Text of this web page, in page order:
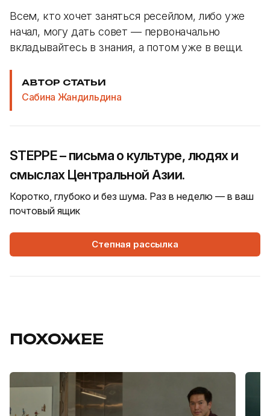
Всем, кто хочет заняться ресейлом, либо уже
начал, могу дать совет — первоначально
вкладывайтесь в знания, а потом уже в вещи.
АВТОР СТАТЬИ
Сабина Жандильдина
STEPPE – письма о культуре, людях и
смыслах Центральной Азии.
Коротко, глубоко и без шума. Раз в неделю — в ваш
почтовый ящик
Степная рассылка
ПОХОЖЕЕ